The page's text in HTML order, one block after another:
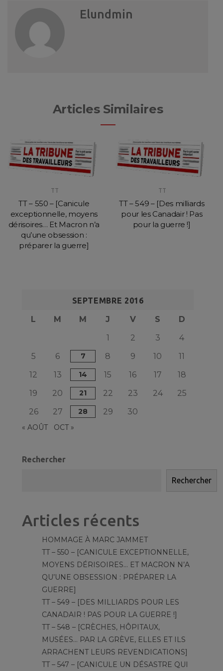
Elundmin
Articles Similaires
TT
TT – 550 – [Canicule
exceptionnelle, moyens
dérisoires… Et Macron n’a
qu’une obsession :
préparer la guerre]
TT
TT – 549 – [Des milliards
pour les Canadair ! Pas
pour la guerre !]
SEPTEMBRE 2016
L M M J V S
D
1
2 3
4
5
6 7 8 9 10
11
12
13 14 15 16 17
18
19
20 21 22 23 24
25
26
27 28 29 30
« AOÛT OCT »
Rechercher
Rechercher
Articles récents
HOMMAGE À MARC JAMMET
TT – 550 – [CANICULE EXCEPTIONNELLE,
MOYENS DÉRISOIRES… ET MACRON N’A
QU’UNE OBSESSION : PRÉPARER LA
GUERRE]
TT – 549 – [DES MILLIARDS POUR LES
CANADAIR ! PAS POUR LA GUERRE !]
TT – 548 – [CRÈCHES, HÔPITAUX,
MUSÉES… PAR LA GRÈVE, ELLES ET ILS
ARRACHENT LEURS REVENDICATIONS]
TT – 547 – [CANICULE UN DÉSASTRE QUI